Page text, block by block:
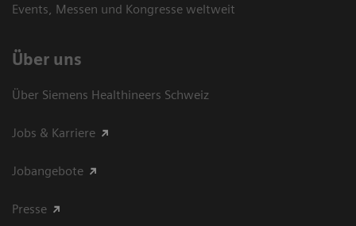
Events, Messen und Kongresse weltweit
Über uns
Über Siemens Healthineers Schweiz
Jobs & Karriere
Jobangebote
Presse